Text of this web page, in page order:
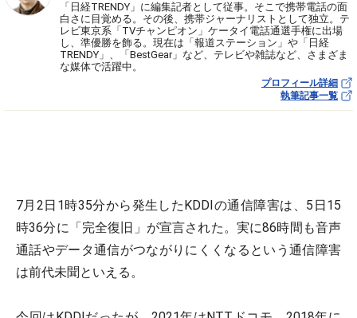
「日経TRENDY」に編集記者として従事。そこで携帯電話の面
白さに目覚める。その後、携帯ジャーナリストとして独立。テ
レビ東京系「TVチャンピオン」ケータイ電話通選手権に出場
し、準優勝を飾る。現在は「報道ステーション」や「日経
TRENDY」、「BestGear」など、テレビや雑誌など、さまざま
な媒体で活躍中。
プロフィール詳細
執筆記事一覧
7月2日1時35分から発生したKDDIの通信障害は、5日15
時36分に「完全復旧」が宣言された。実に86時間も音声
通話やデータ通信がつながりにくくなるという通信障害
は前代未聞といえる。